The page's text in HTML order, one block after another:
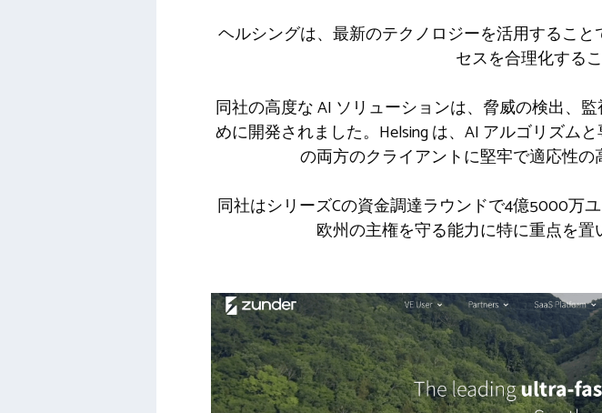
ヘルシングは、最新のテクノロジーを活用するこ
セスを合理化する
同社の高度な AI ソリューションは、脅威の検出、
めに開発されました。Helsing は、AI アルゴリズム
の両方のクライアントに堅牢で適応性の
同社はシリーズCの資金調達ラウンドで4億5000万
欧州の主権を守る能力に特に重点を置